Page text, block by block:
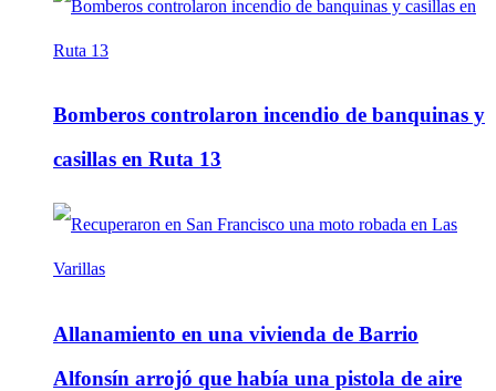
Bomberos controlaron incendio de banquinas y
casillas en Ruta 13
Allanamiento en una vivienda de Barrio
Alfonsín arrojó que había una pistola de aire